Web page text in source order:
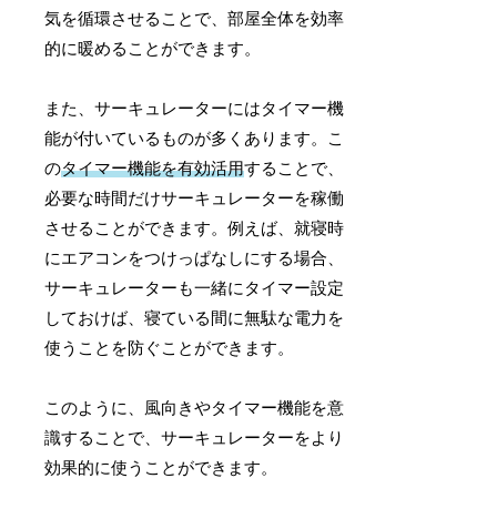
気を循環させることで、部屋全体を効率
的に暖めることができます。
また、サーキュレーターにはタイマー機
能が付いているものが多くあります。こ
のタイマー機能を有効活用することで、
必要な時間だけサーキュレーターを稼働
させることができます。例えば、就寝時
にエアコンをつけっぱなしにする場合、
サーキュレーターも一緒にタイマー設定
しておけば、寝ている間に無駄な電力を
使うことを防ぐことができます。
このように、風向きやタイマー機能を意
識することで、サーキュレーターをより
効果的に使うことができます。